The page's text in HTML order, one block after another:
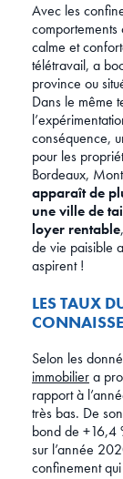
Avec les
comportements
calme et
télétravail, a
province ou
Dans le même
conséquence,
pour les
Bordeaux,
apparaît de
une ville de
loyer rentable
de vie paisible
aspirent !
LES TAUX
Selon les
immobiliera
rapport à
très bas. De
bond de +16,4
sur l’année
confinement